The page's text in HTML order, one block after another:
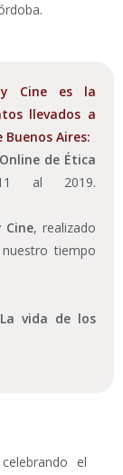
Cine es la
llevados a
Aires:
de Ética
al 2019.
Cine, realizado
tiempo
vida de los
el